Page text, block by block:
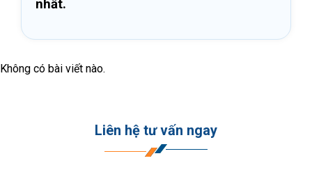
nhất.
Không có bài viết nào.
Liên hệ tư vấn ngay